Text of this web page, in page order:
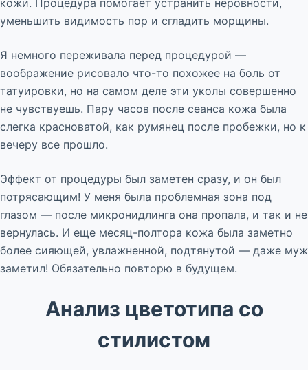
уменьшить видимость пор и сгладить морщины.
Я немного переживала перед процедурой —
воображение рисовало что-то похожее на боль от
татуировки, но на самом деле эти уколы совершенно
не чувствуешь. Пару часов после сеанса кожа была
слегка красноватой, как румянец после пробежки, но к
вечеру все прошло.
Эффект от процедуры был заметен сразу, и он был
потрясающим! У меня была проблемная зона под
глазом — после микронидлинга она пропала, и так и не
вернулась. И еще месяц-полтора кожа была заметно
более сияющей, увлажненной, подтянутой — даже муж
заметил! Обязательно повторю в будущем.
Анализ цветотипа со
стилистом